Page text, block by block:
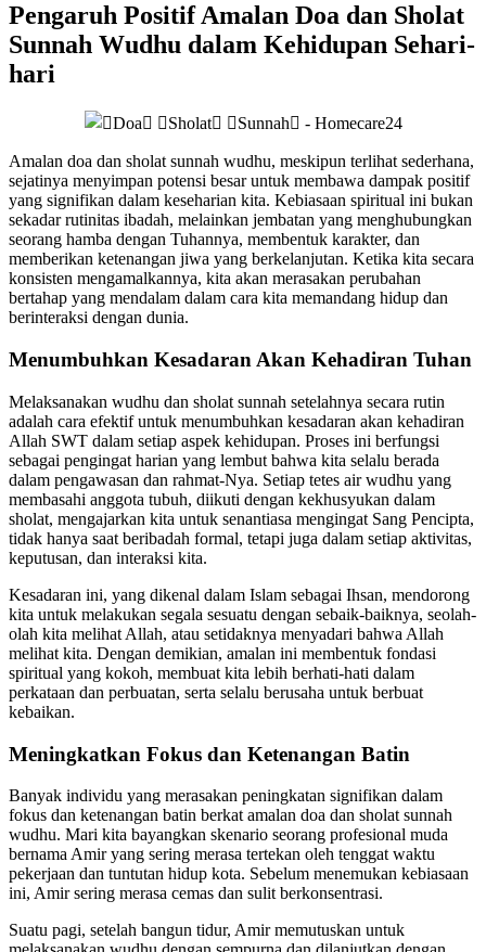
Pengaruh Positif Amalan Doa dan Sholat
Sunnah Wudhu dalam Kehidupan Sehari-
hari
Amalan doa dan sholat sunnah wudhu, meskipun terlihat sederhana,
sejatinya menyimpan potensi besar untuk membawa dampak positif
yang signifikan dalam keseharian kita. Kebiasaan spiritual ini bukan
sekadar rutinitas ibadah, melainkan jembatan yang menghubungkan
seorang hamba dengan Tuhannya, membentuk karakter, dan
memberikan ketenangan jiwa yang berkelanjutan. Ketika kita secara
konsisten mengamalkannya, kita akan merasakan perubahan
bertahap yang mendalam dalam cara kita memandang hidup dan
berinteraksi dengan dunia.
Menumbuhkan Kesadaran Akan Kehadiran Tuhan
Melaksanakan wudhu dan sholat sunnah setelahnya secara rutin
adalah cara efektif untuk menumbuhkan kesadaran akan kehadiran
Allah SWT dalam setiap aspek kehidupan. Proses ini berfungsi
sebagai pengingat harian yang lembut bahwa kita selalu berada
dalam pengawasan dan rahmat-Nya. Setiap tetes air wudhu yang
membasahi anggota tubuh, diikuti dengan kekhusyukan dalam
sholat, mengajarkan kita untuk senantiasa mengingat Sang Pencipta,
tidak hanya saat beribadah formal, tetapi juga dalam setiap aktivitas,
keputusan, dan interaksi kita.
Kesadaran ini, yang dikenal dalam Islam sebagai Ihsan, mendorong
kita untuk melakukan segala sesuatu dengan sebaik-baiknya, seolah-
olah kita melihat Allah, atau setidaknya menyadari bahwa Allah
melihat kita. Dengan demikian, amalan ini membentuk fondasi
spiritual yang kokoh, membuat kita lebih berhati-hati dalam
perkataan dan perbuatan, serta selalu berusaha untuk berbuat
kebaikan.
Meningkatkan Fokus dan Ketenangan Batin
Banyak individu yang merasakan peningkatan signifikan dalam
fokus dan ketenangan batin berkat amalan doa dan sholat sunnah
wudhu. Mari kita bayangkan skenario seorang profesional muda
bernama Amir yang sering merasa tertekan oleh tenggat waktu
pekerjaan dan tuntutan hidup kota. Sebelum menemukan kebiasaan
ini, Amir sering merasa cemas dan sulit berkonsentrasi.
Suatu pagi, setelah bangun tidur, Amir memutuskan untuk